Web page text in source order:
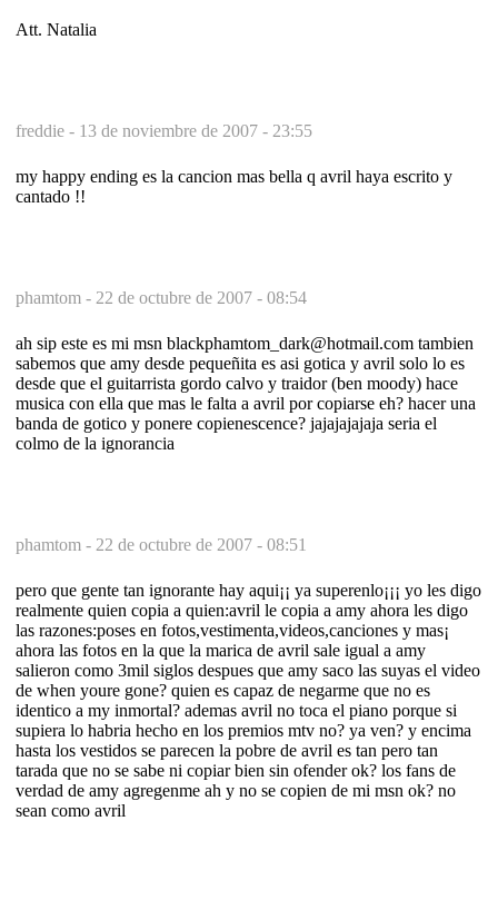
Att. Natalia
freddie - 13 de noviembre de 2007 - 23:55
my happy ending es la cancion mas bella q avril haya escrito y
cantado !!
phamtom - 22 de octubre de 2007 - 08:54
ah sip este es mi msn blackphamtom_dark@hotmail.com tambien
sabemos que amy desde pequeñita es asi gotica y avril solo lo es
desde que el guitarrista gordo calvo y traidor (ben moody) hace
musica con ella que mas le falta a avril por copiarse eh? hacer una
banda de gotico y ponere copienescence? jajajajajaja seria el
colmo de la ignorancia
phamtom - 22 de octubre de 2007 - 08:51
pero que gente tan ignorante hay aqui¡¡ ya superenlo¡¡¡ yo les digo
realmente quien copia a quien:avril le copia a amy ahora les digo
las razones:poses en fotos,vestimenta,videos,canciones y mas¡
ahora las fotos en la que la marica de avril sale igual a amy
salieron como 3mil siglos despues que amy saco las suyas el video
de when youre gone? quien es capaz de negarme que no es
identico a my inmortal? ademas avril no toca el piano porque si
supiera lo habria hecho en los premios mtv no? ya ven? y encima
hasta los vestidos se parecen la pobre de avril es tan pero tan
tarada que no se sabe ni copiar bien sin ofender ok? los fans de
verdad de amy agregenme ah y no se copien de mi msn ok? no
sean como avril